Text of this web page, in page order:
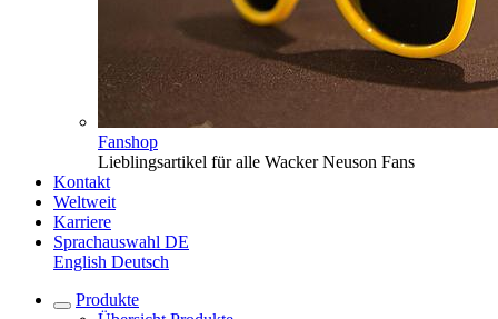
Fanshop
Lieblingsartikel für alle Wacker Neuson Fans
Kontakt
Weltweit
Karriere
Sprachauswahl DE
English Deutsch
Produkte